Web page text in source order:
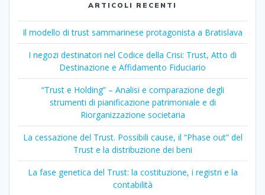
ARTICOLI RECENTI
Il modello di trust sammarinese protagonista a Bratislava
I negozi destinatori nel Codice della Crisi: Trust, Atto di
Destinazione e Affidamento Fiduciario
“Trust e Holding” – Analisi e comparazione degli
strumenti di pianificazione patrimoniale e di
Riorganizzazione societaria
La cessazione del Trust. Possibili cause, il “Phase out” del
Trust e la distribuzione dei beni
La fase genetica del Trust: la costituzione, i registri e la
contabilità